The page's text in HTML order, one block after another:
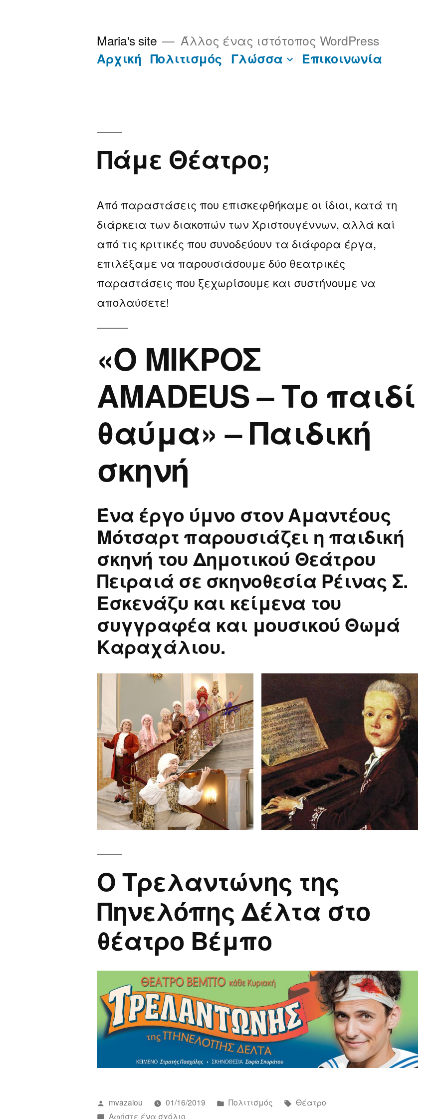
Maria's site Άλλος ένας ιστότοπος WordPress
Αρχική Πολιτισμός Γλώσσα Eπικοινωνία
Πάμε Θέατρο;
Από παραστάσεις που επισκεφθήκαμε οι ίδιοι, κατά τη
διάρκεια των διακοπών των Χριστουγέννων, αλλά καί
από τις κριτικές που συνοδεύουν τα διάφορα έργα,
επιλέξαμε να παρουσιάσουμε δύο θεατρικές
παραστάσεις που ξεχωρίσουμε και συστήνουμε να
απολαύσετε!
«Ο ΜΙΚΡΟΣ
AMADEUS – Το παιδί
θαύμα» – Παιδική
σκηνή
Ένα έργο ύμνο στον Αμαντέους
Μότσαρτ παρουσιάζει η παιδική
σκηνή του Δημοτικού Θεάτρου
Πειραιά σε σκηνοθεσία Ρέινας Σ.
Εσκενάζυ και κείμενα του
συγγραφέα και μουσικού Θωμά
Καραχάλιου.
Ο Τρελαντώνης της
Πηνελόπης Δέλτα στο
θέατρο Βέμπο
Συντάχθηκε
από
mvazaiou 01/16/2019
Αναρτήθηκε
Πολιτισμός Ετικέτες:
Θέατρο
Αφήστε ένα σχόλιο